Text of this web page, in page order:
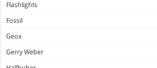
Flashlights
Fossil
Geox
Gerry Weber